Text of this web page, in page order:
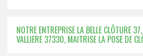
NOTRE ENTREPRISE LA BELLE CLÔTURE
VALLIERE 37330, MAITRISE LA POSE DE